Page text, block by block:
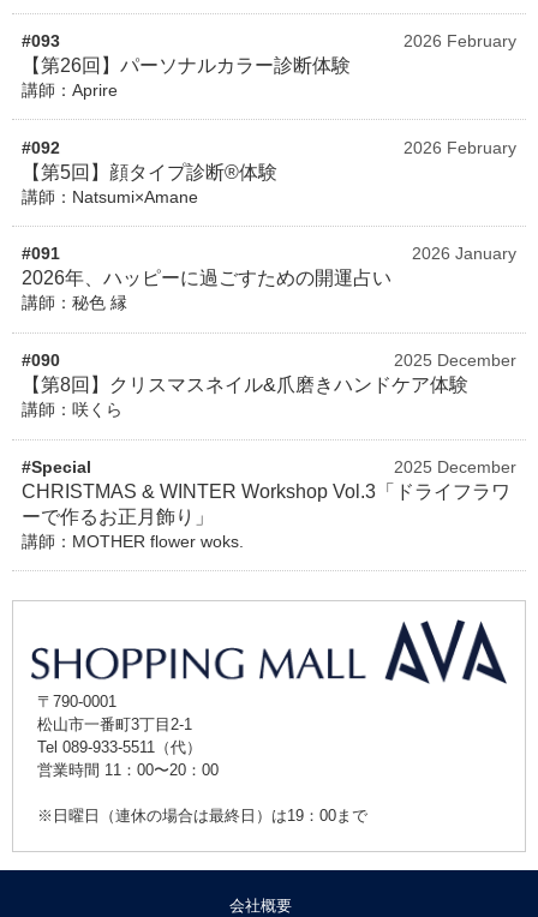
#093 2026 February
【第26回】パーソナルカラー診断体験
講師：Aprire
#092 2026 February
【第5回】顔タイプ診断®体験
講師：Natsumi×Amane
#091 2026 January
2026年、ハッピーに過ごすための開運占い
講師：秘色 縁
#090 2025 December
【第8回】クリスマスネイル&爪磨きハンドケア体験
講師：咲くら
#Special 2025 December
CHRISTMAS & WINTER Workshop Vol.3「ドライフラワ
ーで作るお正月飾り」
講師：MOTHER flower woks.
〒790-0001
松山市一番町3丁目2-1
Tel 089-933-5511（代）
営業時間 11：00〜20：00
※日曜日（連休の場合は最終日）は19：00まで
会社概要